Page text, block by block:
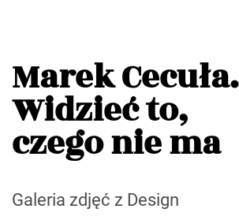
Marek Cecuła.
Widzieć to,
czego nie ma
Galeria zdjęć z Design